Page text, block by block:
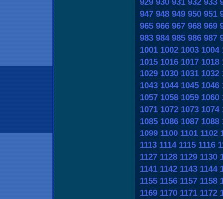
929 930 931 932 933
947 948 949 950 951
965 966 967 968 969
983 984 985 986 987
1001 1002 1003 1004
1015 1016 1017 1018
1029 1030 1031 1032
1043 1044 1045 1046
1057 1058 1059 1060
1071 1072 1073 1074
1085 1086 1087 1088
1099 1100 1101 1102
1113 1114 1115 1116
1127 1128 1129 1130
1141 1142 1143 1144
1155 1156 1157 1158
1169 1170 1171 1172